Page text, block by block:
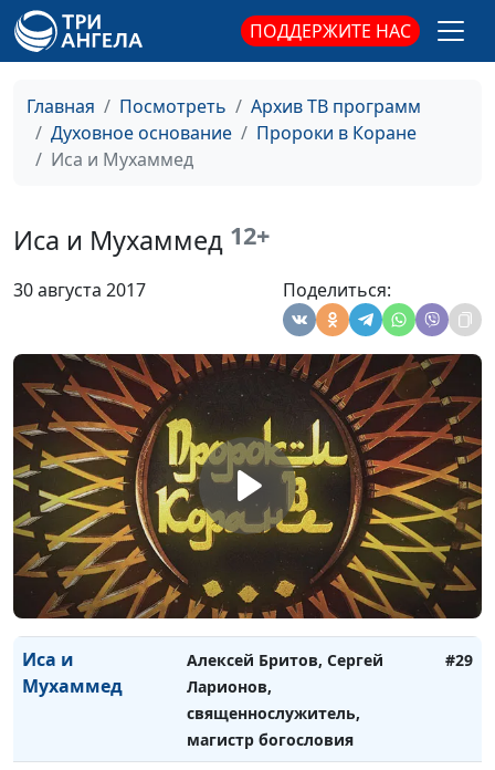
ПОДДЕРЖИТЕ НАС
Главная Посмотреть
Архив ТВ программ
Духовное основание
Пророки в Коране
Иса и Мухаммед
Иса и Мухаммед 12+
30 августа 2017 Поделиться:
священнослужитель, магистр
богословия
Ислам и
христианство -
один
Анвар Гиндуллин,
священнослужитель, Вадим
Кочкарев,
Ислам: истоки и
смысл
Анвар Гиндуллин,
священнослужитель, Вадим
священнослужитель, магистр
богословия
Отношение к
инаковерующим
в исламе
Алексей Бритов, Сергей
Ларионов,
священнослужитель, магистр
богословия
#31
Здоровый образ
жизни в исламе
и христианстве
Алексей Бритов, Сергей
священнослужитель, магистр
богословия
#30
Иса и
Мухаммед
Алексей Бритов, Сергей
Ларионов,
священнослужитель,
магистр богословия
#29